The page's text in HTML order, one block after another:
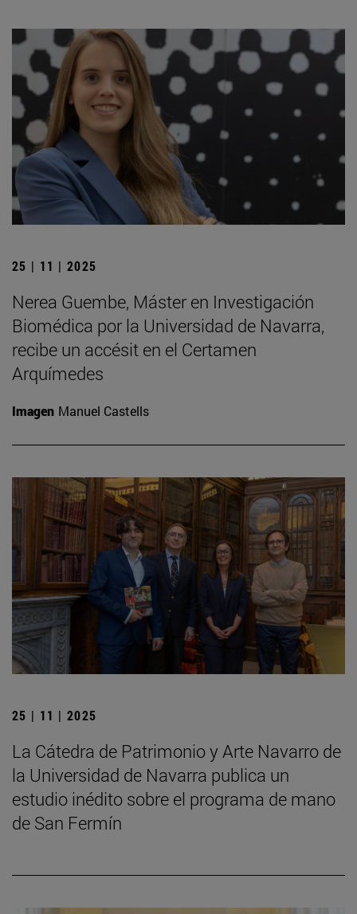
25 | 11 | 2025
Nerea Guembe, Máster en Investigación
Biomédica por la Universidad de Navarra,
recibe un accésit en el Certamen
Arquímedes
Imagen Manuel Castells
25 | 11 | 2025
La Cátedra de Patrimonio y Arte Navarro de
la Universidad de Navarra publica un
estudio inédito sobre el programa de mano
de San Fermín